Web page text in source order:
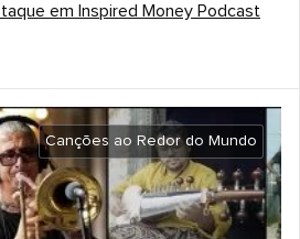
em Inspired Money Podcast
Canções ao Redor do Mundo